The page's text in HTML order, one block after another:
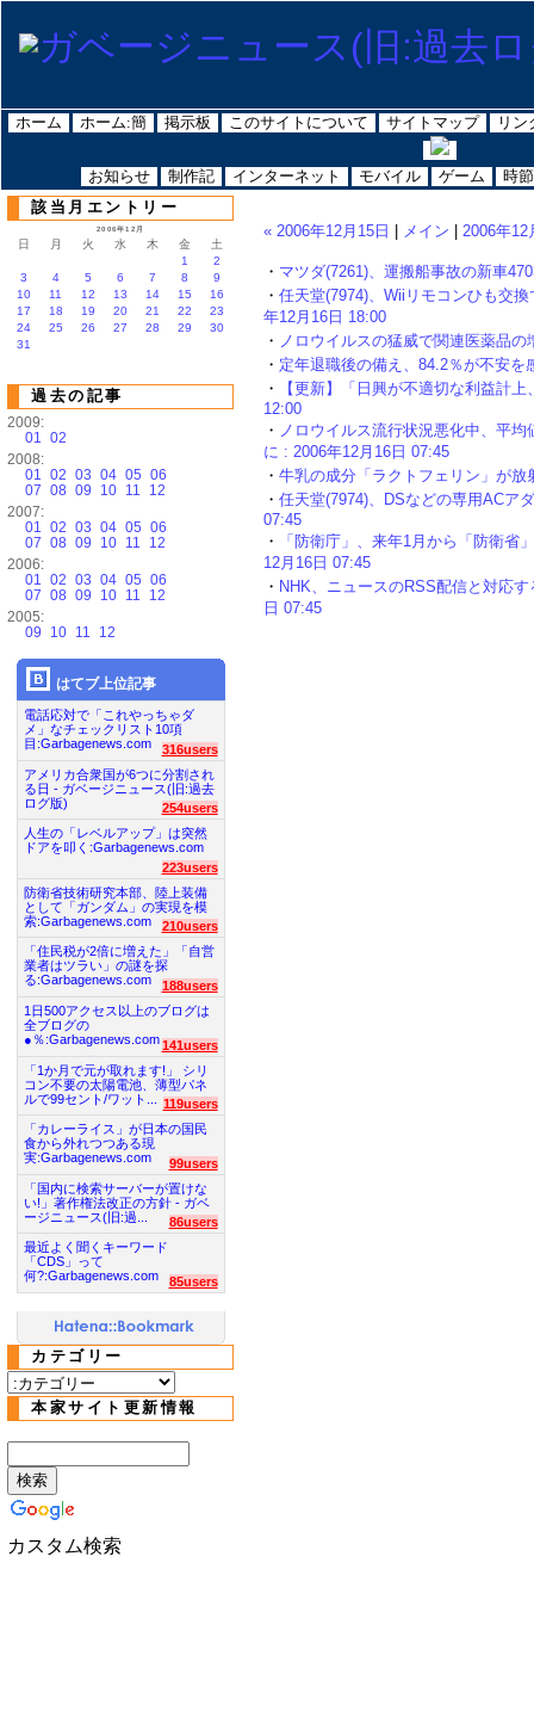
ホーム ホーム:簡 掲示板 このサイトについて サイトマップ リン
お知らせ 制作記 インターネット モバイル ゲーム 時節
« 2006年12月15日 メイン 2006年12
・ マツダ(7261)、運搬船事故の新車
・ 任天堂(7974)、Wiiリモコンひも交
年12月16日 18:00
・ ノロウイルスの猛威で関連医薬品
・ 定年退職後の備え、84.2％が不安を
・
【更新】「日興が不適切な利益計
12:00
・ ノロウイルス流行状況悪化中、平
に : 2006年12月16日 07:45
・ 牛乳の成分「ラクトフェリン」が
・ 任天堂(7974)、DSなどの専用ACア
07:45
・
「防衛庁」、来年1月から「防衛省
12月16日 07:45
・ NHK、ニュースのRSS配信と対応
日 07:45
該当月エントリー
2006年12月
日 月 火 水 木 金
土
1
2
3
4 5 6 7 8
9
10
11 12 13 14 15
16
17
18 19 20 21 22
23
24
25 26 27 28 29
30
31
過去の記事
2009:
01 02
2008:
01 02 03 04 05 06
07 08 09 10 11
12
2007:
01 02 03 04 05 06
07 08 09 10 11
12
2006:
01 02 03 04 05 06
07 08 09 10 11
12
2005:
09
10 11 12
はてブ上位記事
電話応対で「これやっちゃダ
メ」なチェックリスト10項
目:Garbagenews.com
316users
アメリカ合衆国が6つに分割され
る日 - ガベージニュース(旧:過去
ログ版)
254users
人生の「レベルアップ」は突然
ドアを叩く:Garbagenews.com
223users
防衛省技術研究本部、陸上装備
として「ガンダム」の実現を模
索:Garbagenews.com
210users
「住民税が2倍に増えた」「自営
業者はツラい」の謎を探
る:Garbagenews.com
188users
1日500アクセス以上のブログは
全ブログの
●％:Garbagenews.com 141users
「1か月で元が取れます!」 シリ
コン不要の太陽電池、薄型パネ
ルで99セント/ワット...
119users
「カレーライス」が日本の国民
食から外れつつある現
実:Garbagenews.com
99users
「国内に検索サーバーが置けな
い!」著作権法改正の方針 - ガベ
ージニュース(旧:過...
86users
最近よく聞くキーワード
「CDS」って
何?:Garbagenews.com
85users
カテゴリー
本家サイト更新情報
カスタム検索